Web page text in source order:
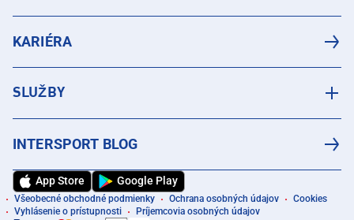
KARIÉRA
SLUŽBY
INTERSPORT BLOG
App Store Google Play
Všeobecné obchodné podmienky Ochrana osobných údajov
Cookies
Vyhlásenie o prístupnosti
Príjemcovia osobných údajov